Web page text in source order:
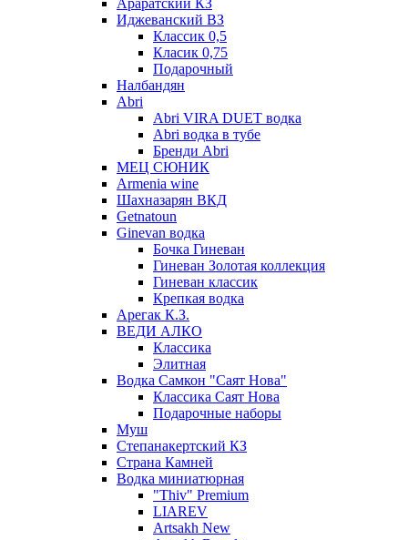
Араратский КЗ
Иджеванский ВЗ
Классик 0,5
Класик 0,75
Подарочный
Налбандян
Abri
Abri VIRA DUET водка
Abri водка в тубе
Бренди Abri
МЕЦ СЮНИК
Armenia wine
Шахназарян ВКД
Getnatoun
Ginevan водка
Бочка Гиневан
Гиневан Золотая коллекция
Гиневан классик
Крепкая водка
Арегак К.З.
ВЕДИ АЛКО
Классика
Элитная
Водка Самкон "Саят Нова"
Классика Саят Нова
Подарочные наборы
Муш
Степанакертский КЗ
Страна Камней
Водка миниатюрная
"Thiv" Premium
LIAREV
Artsakh New